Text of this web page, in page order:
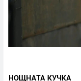
НОЩНАТА КУЧКА